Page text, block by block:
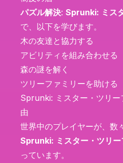
パズル解決: Sprunki: ミス
で、以下を学びます。
木の友達と協力する
アビリティを組み合わせる
森の謎を解く
ツリーファミリーを助ける
Sprunki: ミスター・ツリー
由
世界中のプレイヤーが、数
Sprunki: ミスター・ツリー
っています。